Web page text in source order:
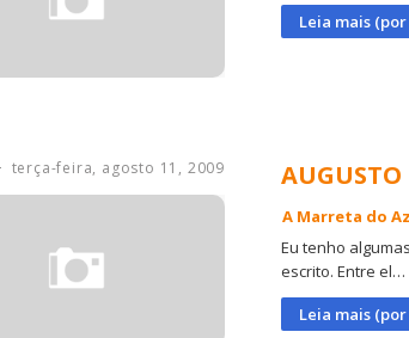
Leia mais
terça-feira, agosto 11, 2009 AUGUSTO
A Marreta do
Eu tenho
escrito. Entre el…
Leia mais